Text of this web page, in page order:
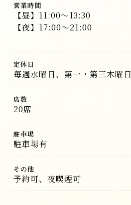
営業時間
【昼】11:00～13:30
【夜】17:00～21:00
定休日
毎週水曜日、第一・第三木曜日
席数
20席
駐車場
駐車場有
その他
予約可、夜喫煙可